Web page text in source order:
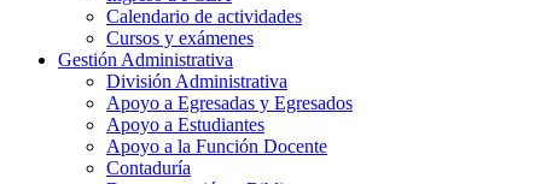
Calendario de actividades
Cursos y exámenes
Gestión Administrativa
División Administrativa
Apoyo a Egresadas y Egresados
Apoyo a Estudiantes
Apoyo a la Función Docente
Contaduría